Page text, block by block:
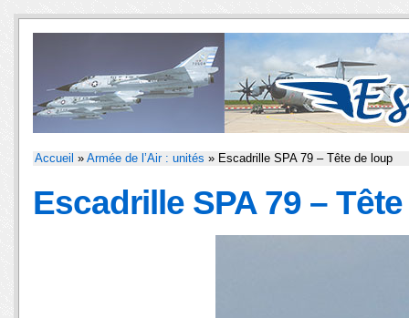
Accueil » Armée de l’Air : unités » Escadrille SPA 79 – Tête de loup
Escadrille SPA 79 –